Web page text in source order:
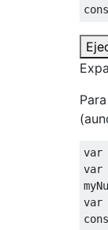
var
var
var